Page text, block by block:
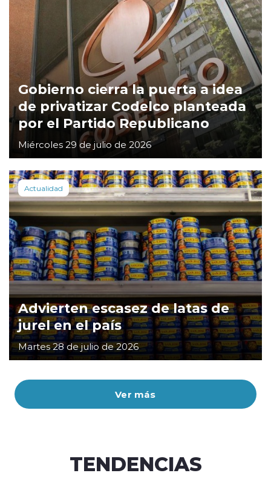
Ver más
Gobierno cierra la puerta a idea
de privatizar Codelco planteada
por el Partido Republicano
Miércoles 29 de julio de 2026
Actualidad
Advierten escasez de latas de
jurel en el país
Martes 28 de julio de 2026
TENDENCIAS